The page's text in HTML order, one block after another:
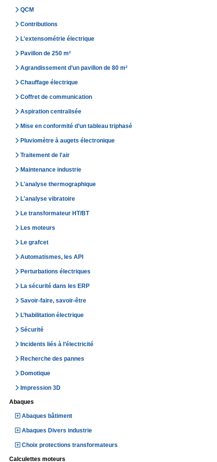
QCM
Contributions
L'extensométrie électrique
Pavillon de 250 m²
Agrandissement d’un pavillon de 80 m²
Chauffage électrique
Coffret de communication
Aspiration centralisée
Mise en conformité d’un tableau triphasé
Pluviomètre à augets électronique
Traitement de l'air
Maintenance industrie
L'analyse thermographique
L'analyse vibratoire
Le transformateur HT/BT
Les moteurs
Le grafcet
Automatismes, les API
Perturbations électriques
La sécurité dans les ERP
Savoir-faire, savoir-être
L’habilitation électrique
Sécurité
Incidents liés à l’électricité
Recherche des pannes
Domotique
Impression 3D
Abaques
Abaques bâtiment
Abaques Divers industrie
Choix protections transformateurs
Calculettes moteurs